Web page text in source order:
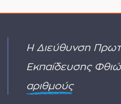
σε
όπως
πυρκαγιές
στο
ΥΑ
ΠΡΟΣΚΛΗΣΗΣ
ΓΙΑ
ΑΙΤΗΣΗ
ΔΙΟΡΙΣΜΟΥ
Η Διεύθυνση
Εκπαίδευσης
αριθμούς